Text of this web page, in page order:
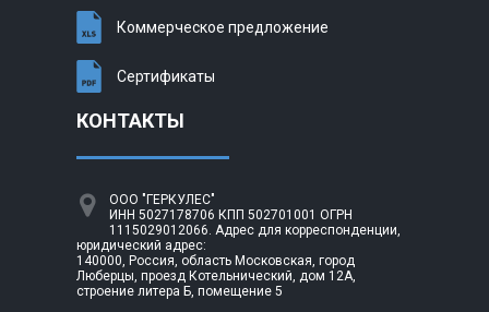
Коммерческое предложение
Сертификаты
КОНТАКТЫ
ООО "ГЕРКУЛЕС"
ИНН 5027178706 КПП 502701001 ОГРН
1115029012066. Адрес для корреспонденции,
юридический адрес:
140000, Россия, область Московская, город
Люберцы, проезд Котельнический, дом 12А,
строение литера Б, помещение 5